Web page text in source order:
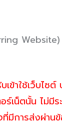
Website)
เข้าใช้เว็บ
ร์เน็ตนั้น ไม่
มีการส่งผ่าน